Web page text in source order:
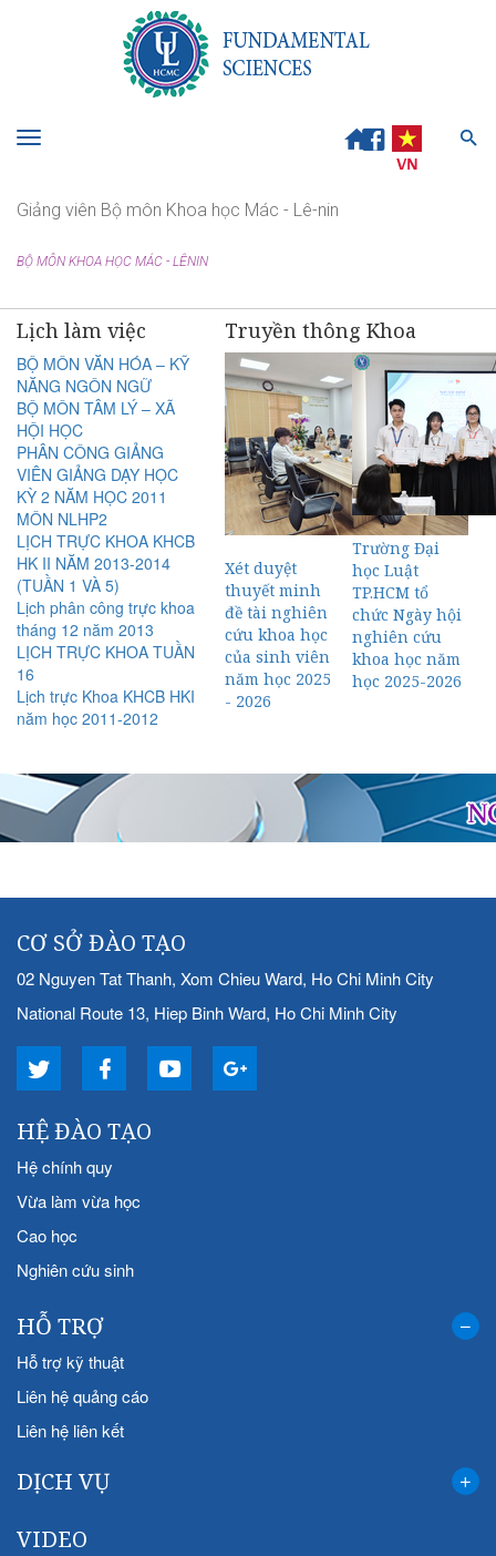
Toggle
Giảng viên Bộ môn Khoa học Mác - Lê-nin
BỘ MÔN KHOA HỌC MÁC - LÊNIN
Lịch làm việc
BỘ MÔN VĂN HÓA – KỸ
NĂNG NGÔN NGỮ
BỘ MÔN TÂM LÝ – XÃ
HỘI HỌC
PHÂN CÔNG GIẢNG
VIÊN GIẢNG DẠY HỌC
KỲ 2 NĂM HỌC 2011
MÔN NLHP2
LỊCH TRỰC KHOA KHCB
HK II NĂM 2013-2014
(TUẦN 1 VÀ 5)
Lịch phân công trực khoa
tháng 12 năm 2013
LỊCH TRỰC KHOA TUẦN
16
Lịch trực Khoa KHCB HKI
năm học 2011-2012
Truyền thông Khoa
Xét duyệt
thuyết minh
đề tài nghiên
cứu khoa học
của sinh viên
năm học 2025
- 2026
Trường Đại
học Luật
TP.HCM tổ
chức Ngày hội
nghiên cứu
khoa học năm
học 2025-2026
CƠ SỞ ĐÀO TẠO
02 Nguyen Tat Thanh, Xom Chieu Ward, Ho Chi Minh City
National Route 13, Hiep Binh Ward, Ho Chi Minh City
HỆ ĐÀO TẠO
Hệ chính quy
Vừa làm vừa học
Cao học
Nghiên cứu sinh
HỖ TRỢ
Hỗ trợ kỹ thuật
Liên hệ quảng cáo
Liên hệ liên kết
DỊCH VỤ
VIDEO